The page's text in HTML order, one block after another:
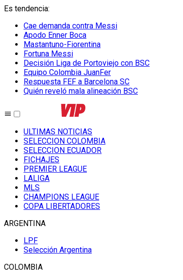
Es tendencia:
Cae demanda contra Messi
Apodo Enner Boca
Mastantuno-Fiorentina
Fortuna Messi
Decisión Liga de Portoviejo con BSC
Equipo Colombia JuanFer
Respuesta FEF a Barcelona SC
Quién reveló mala alineación BSC
ULTIMAS NOTICIAS
SELECCION COLOMBIA
SELECCION ECUADOR
FICHAJES
PREMIER LEAGUE
LALIGA
MLS
CHAMPIONS LEAGUE
COPA LIBERTADORES
ARGENTINA
LPF
Selección Argentina
COLOMBIA